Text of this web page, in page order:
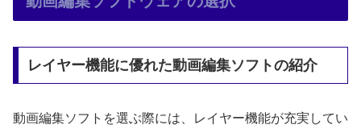
レイヤー機能に優れた動画編集ソフトの紹介
動画編集ソフトを選ぶ際には、レイヤー機能が充実してい